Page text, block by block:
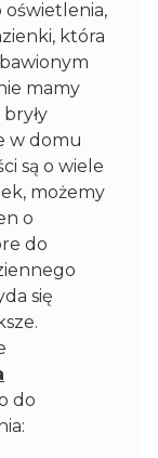
oświetlenia,
która
mamy
w domu
są o wiele
możemy
o
do
się
do